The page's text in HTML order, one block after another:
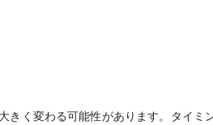
く変わる可能性があります。タイミ